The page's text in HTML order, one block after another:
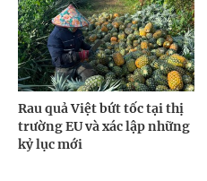
Rau quả Việt bứt tốc tại thị
trường EU và xác lập những
kỷ lục mới